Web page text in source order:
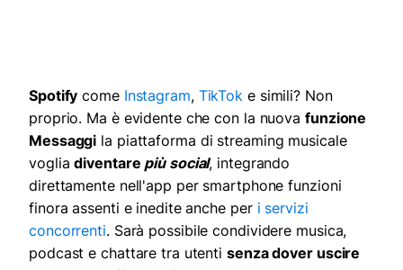
Spotify come Instagram, TikTok e simili? Non
proprio. Ma è evidente che con la nuova funzione
Messaggi la piattaforma di streaming musicale
vogliadiventare più social, integrando
direttamente nell'app per smartphone funzioni
finora assenti e inedite anche per i servizi
concorrenti. Sarà possibile condividere musica,
podcast e chattare tra utenti senza dover uscire